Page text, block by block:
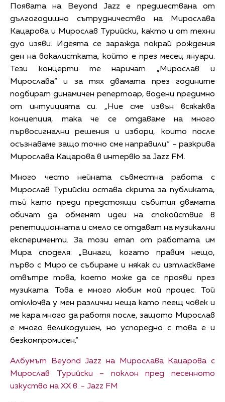
Появата на Beyond Jazz е предшествана от
дългогодишно сътрудничество на Мирослава
Кацарова и Мирослав Турийски, както и от техни
дуо изяви. Идеята се заражда покрай рождения
ден на вокалистката, който е през месец януари.
Тези концерти те наричат „Мирослав и
Мирослава“ и за тях двамата през годините
подбират динамичен репертоар, водени предимно
от интуицията си. „Ние сме извън всякаква
концепция, така че се отдаваме на много
първосигнални решения и избори, които после
осъзнаваме защо точно сме направили.“ – разкрива
Мирослава Кацарова в интервю за Jazz FM.
Много често нейната съвместна работа с
Мирослав Турийски остава скрита за публиката,
тъй като преди предстоящи събития двамата
обичат да обменят идеи на спокойствие в
репетиционната и смело се отдават на музикални
експерименти. За този етап от работата им
Мира споделя: „Винаги, когато правим нещо,
първо с Миро се събираме и някак си изтласкваме
отвътре това, което може да се прояви през
музиката. Това е много любим мой процес. Той
отключва у мен различни неща като пеещ човек и
ме кара много да работя после, защото Мирослав
е много великодушен, но успоредно с това е и
безкомпромисен.“
Албумът Beyond Jazz на Мирослава Кацарова с
Мирослав Турийски – поклон пред песенното
изкуство на XX в. - Jazz FM